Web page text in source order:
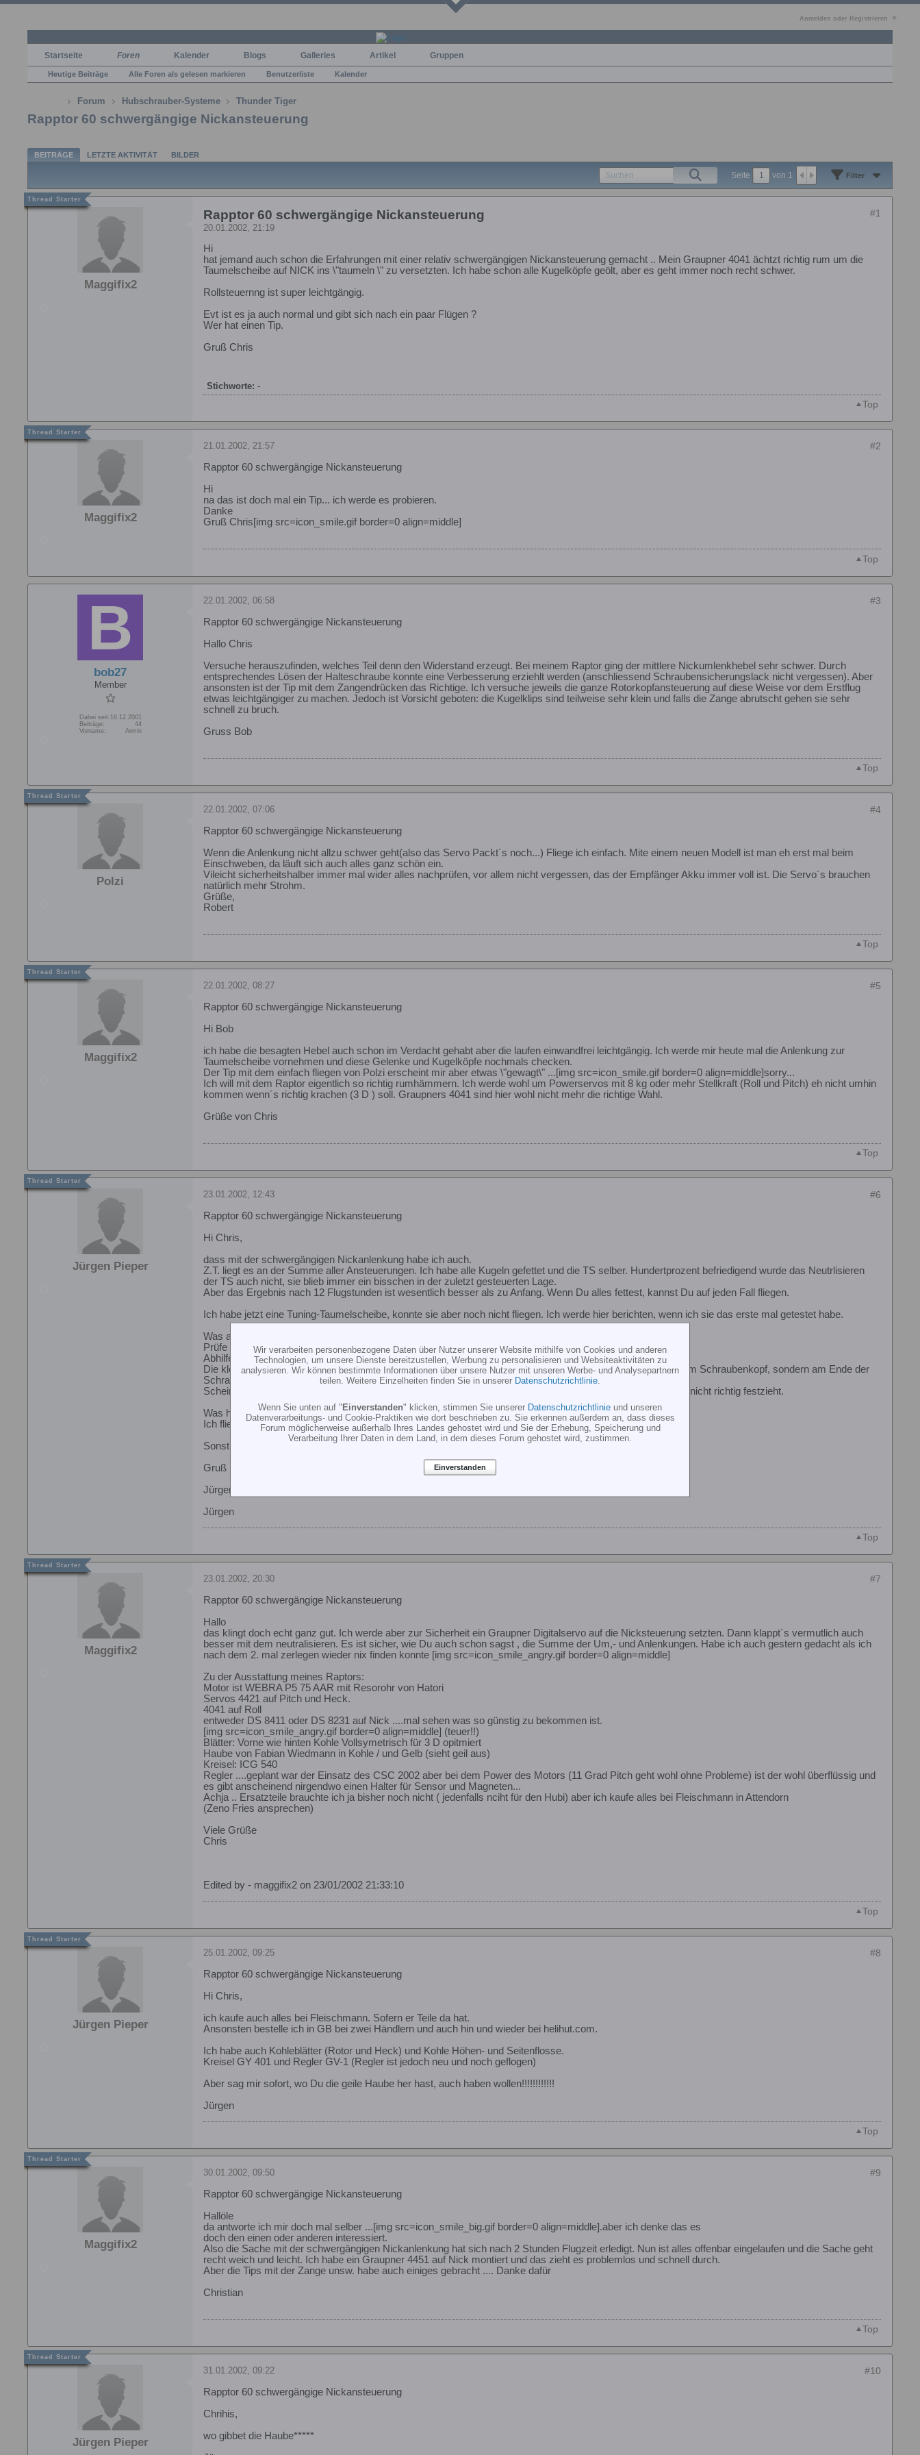
Anmelden oder Registrieren
Startseite Foren Kalender Blogs Galleries Artikel Gruppen
Heutige Beiträge Alle Foren als gelesen markieren Benutzerliste Kalender
Forum Hubschrauber-Systeme Thunder Tiger
Rapptor 60 schwergängige Nickansteuerung
BEITRÄGE LETZTE AKTIVITÄT BILDER
Seite von 1 Filter
Maggifix2
#1
Rapptor 60 schwergängige Nickansteuerung
20.01.2002, 21:19
Hi
hat jemand auch schon die Erfahrungen mit einer relativ schwergängigen Nickansteuerung gemacht .. Mein Graupner 4041 ächtzt richtig rum um die
Taumelscheibe auf NICK ins \"taumeln \" zu versetzten. Ich habe schon alle Kugelköpfe geölt, aber es geht immer noch recht schwer.
Rollsteuernng ist super leichtgängig.
Evt ist es ja auch normal und gibt sich nach ein paar Flügen ?
Wer hat einen Tip.
Gruß Chris
Stichworte: -
Top
Maggifix2
#2
21.01.2002, 21:57
Rapptor 60 schwergängige Nickansteuerung
Hi
na das ist doch mal ein Tip... ich werde es probieren.
Danke
Gruß Chris[img src=icon_smile.gif border=0 align=middle]
Top
bob27
Member
Dabei seit: 16.12.2001
Beiträge:
44
Vorname:
Armin
#3
22.01.2002, 06:58
Rapptor 60 schwergängige Nickansteuerung
Hallo Chris
Versuche herauszufinden, welches Teil denn den Widerstand erzeugt. Bei meinem Raptor ging der mittlere Nickumlenkhebel sehr schwer. Durch
entsprechendes Lösen der Halteschraube konnte eine Verbesserung erziehlt werden (anschliessend Schraubensicherungslack nicht vergessen). Aber
ansonsten ist der Tip mit dem Zangendrücken das Richtige. Ich versuche jeweils die ganze Rotorkopfansteuerung auf diese Weise vor dem Erstflug
etwas leichtgängiger zu machen. Jedoch ist Vorsicht geboten: die Kugelklips sind teilweise sehr klein und falls die Zange abrutscht gehen sie sehr
schnell zu bruch.
Gruss Bob
Top
Polzi
#4
22.01.2002, 07:06
Rapptor 60 schwergängige Nickansteuerung
Wenn die Anlenkung nicht allzu schwer geht(also das Servo Packt´s noch...) Fliege ich einfach. Mite einem neuen Modell ist man eh erst mal beim
Einschweben, da läuft sich auch alles ganz schön ein.
Vileicht sicherheitshalber immer mal wider alles nachprüfen, vor allem nicht vergessen, das der Empfänger Akku immer voll ist. Die Servo´s brauchen
natürlich mehr Strohm.
Grüße,
Robert
Top
Maggifix2
#5
22.01.2002, 08:27
Rapptor 60 schwergängige Nickansteuerung
Hi Bob
ich habe die besagten Hebel auch schon im Verdacht gehabt aber die laufen einwandfrei leichtgängig. Ich werde mir heute mal die Anlenkung zur
Taumelscheibe vornehmen und diese Gelenke und Kugelköpfe nochmals checken.
Der Tip mit dem einfach fliegen von Polzi erscheint mir aber etwas \"gewagt\" ...[img src=icon_smile.gif border=0 align=middle]sorry...
Ich will mit dem Raptor eigentlich so richtig rumhämmern. Ich werde wohl um Powerservos mit 8 kg oder mehr Stellkraft (Roll und Pitch) eh nicht umhin
kommen wenn´s richtig krachen (3 D ) soll. Graupners 4041 sind hier wohl nicht mehr die richtige Wahl.
Grüße von Chris
Top
Jürgen Pieper
#6
23.01.2002, 12:43
Rapptor 60 schwergängige Nickansteuerung
Hi Chris,
dass mit der schwergängigen Nickanlenkung habe ich auch.
Z.T. liegt es an der Summe aller Ansteuerungen. Ich habe alle Kugeln gefettet und die TS selber. Hundertprozent befriedigend wurde das Neutrlisieren
der TS auch nicht, sie blieb immer ein bisschen in der zuletzt gesteuerten Lage.
Aber das Ergebnis nach 12 Flugstunden ist wesentlich besser als zu Anfang. Wenn Du alles fettest, kannst Du auf jeden Fall fliegen.
Ich habe jetzt eine Tuning-Taumelscheibe, konnte sie aber noch nicht fliegen. Ich werde hier berichten, wenn ich sie das erste mal getestet habe.
Was anderes:
Prüfe Deine HeRo-Blätter mal auf Spiel. Ich hatte etwas, so dass das Heck immer leicht pendelt.
Abhilfe bei mir:
Die kleinen Schrauben am HeRo-Blatthalter habe ich mit einer kleinen Unterlegscheibe unterlegt. Aber nicht am Schraubenkopf, sondern am Ende der
Schraube - dort also, wo sie ins Gewinde greift.
Scheinbar ist die Schraube eine Idee (also wohl um die Dicke einer U-scheibe)zu lang, so dass die Schraube nicht richtig festzieht.
Was hast Du für einen Antrieb?
Ich fliege den Webra 61 AAR.
Sonst macht der Raptor viel Freude. Und das zu einem unschlagbaren Preis. Wo holst Du Deine Ersatzteile?
Gruß
Jürgen
Jürgen
Top
Maggifix2
#7
23.01.2002, 20:30
Rapptor 60 schwergängige Nickansteuerung
Hallo
das klingt doch echt ganz gut. Ich werde aber zur Sicherheit ein Graupner Digitalservo auf die Nicksteuerung setzten. Dann klappt´s vermutlich auch
besser mit dem neutralisieren. Es ist sicher, wie Du auch schon sagst , die Summe der Um,- und Anlenkungen. Habe ich auch gestern gedacht als ich
nach dem 2. mal zerlegen wieder nix finden konnte [img src=icon_smile_angry.gif border=0 align=middle]
Zu der Ausstattung meines Raptors:
Motor ist WEBRA P5 75 AAR mit Resorohr von Hatori
Servos 4421 auf Pitch und Heck.
4041 auf Roll
entweder DS 8411 oder DS 8231 auf Nick ....mal sehen was so günstig zu bekommen ist.
[img src=icon_smile_angry.gif border=0 align=middle] (teuer!!)
Blätter: Vorne wie hinten Kohle Vollsymetrisch für 3 D opitmiert
Haube von Fabian Wiedmann in Kohle / und Gelb (sieht geil aus)
Kreisel: ICG 540
Regler ....geplant war der Einsatz des CSC 2002 aber bei dem Power des Motors (11 Grad Pitch geht wohl ohne Probleme) ist der wohl überflüssig und
es gibt anscheinend nirgendwo einen Halter für Sensor und Magneten...
Achja .. Ersatzteile brauchte ich ja bisher noch nicht ( jedenfalls nciht für den Hubi) aber ich kaufe alles bei Fleischmann in Attendorn
(Zeno Fries ansprechen)
Viele Grüße
Chris
Edited by - maggifix2 on 23/01/2002 21:33:10
Top
Jürgen Pieper
#8
25.01.2002, 09:25
Rapptor 60 schwergängige Nickansteuerung
Hi Chris,
ich kaufe auch alles bei Fleischmann. Sofern er Teile da hat.
Ansonsten bestelle ich in GB bei zwei Händlern und auch hin und wieder bei helihut.com.
Ich habe auch Kohleblätter (Rotor und Heck) und Kohle Höhen- und Seitenflosse.
Kreisel GY 401 und Regler GV-1 (Regler ist jedoch neu und noch geflogen)
Aber sag mir sofort, wo Du die geile Haube her hast, auch haben wollen!!!!!!!!!!!!
Jürgen
Top
Maggifix2
#9
30.01.2002, 09:50
Rapptor 60 schwergängige Nickansteuerung
Hallöle
da antworte ich mir doch mal selber ...[img src=icon_smile_big.gif border=0 align=middle].aber ich denke das es
doch den einen oder anderen interessiert.
Also die Sache mit der schwergängigen Nickanlenkung hat sich nach 2 Stunden Flugzeit erledigt. Nun ist alles offenbar eingelaufen und die Sache geht
recht weich und leicht. Ich habe ein Graupner 4451 auf Nick montiert und das zieht es problemlos und schnell durch.
Aber die Tips mit der Zange unsw. habe auch einiges gebracht .... Danke dafür
Christian
Top
Jürgen Pieper
#10
31.01.2002, 09:22
Rapptor 60 schwergängige Nickansteuerung
Chrihis,
wo gibbet die Haube*****
Wir verarbeiten personenbezogene Daten über Nutzer unserer Website mithilfe von Cookies und anderen
Technologien, um unsere Dienste bereitzustellen, Werbung zu personalisieren und Websiteaktivitäten zu
analysieren. Wir können bestimmte Informationen über unsere Nutzer mit unseren Werbe- und Analysepartnern
teilen. Weitere Einzelheiten finden Sie in unserer Datenschutzrichtlinie
Wenn Sie unten auf "Einverstanden" klicken, stimmen Sie unserer Datenschutzrichtlinie und unseren
Datenverarbeitungs- und Cookie-Praktiken wie dort beschrieben zu. Sie erkennen außerdem an, dass dieses
Forum möglicherweise außerhalb Ihres Landes gehostet wird und Sie der Erhebung, Speicherung und
Verarbeitung Ihrer Daten in dem Land, in dem dieses Forum gehostet wird, zustimmen.
Einverstanden